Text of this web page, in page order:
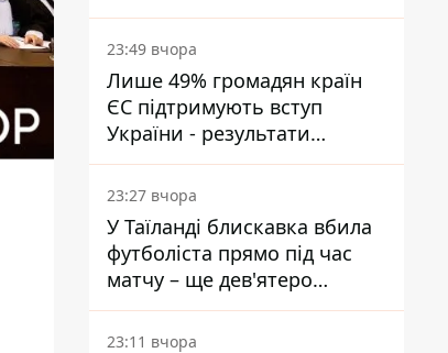
подати
23:49 вчора
Лише 49% громадян країн
ЄС підтримують вступ
України - результати
опитування
23:27 вчора
У Таїланді блискавка вбила
футболіста прямо під час
матчу – ще дев'ятеро
постраждали
23:11 вчора